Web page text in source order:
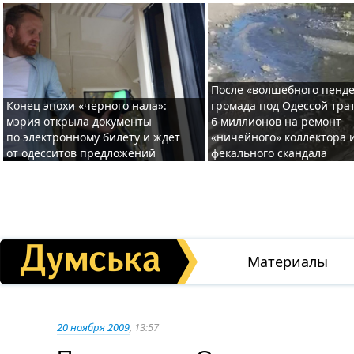
Конец эпохи «черного нала»:
мэрия открыла документы
по электронному билету и ждет
от одесситов предложений
После «волшебного
громада под Одессой
6 миллионов на ремонт
«ничейного» коллектора
фекального скандала
Материалы
20 ноября 2009, 13:57